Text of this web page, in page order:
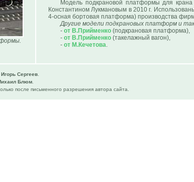
Модель подкрановой платформы для
Константином Лукмановым в 2010 г.
4-осная бортовая платформа) производства
Другие модели подкрановых платформ и
- от В.Прийменко (подкрановая платформа),
- от В.Прийменко (такелажный вагон),
- от М.Кечетова.
Игорь Сергеев
Блюм
после письменного разрешения автора сайта.